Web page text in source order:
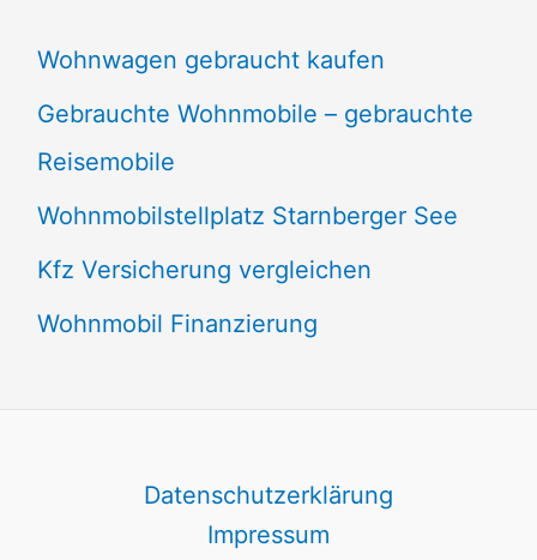
Wohnwagen gebraucht kaufen
Gebrauchte Wohnmobile – gebrauchte
Reisemobile
Wohnmobilstellplatz Starnberger See
Kfz Versicherung vergleichen
Wohnmobil Finanzierung
Datenschutzerklärung
Impressum